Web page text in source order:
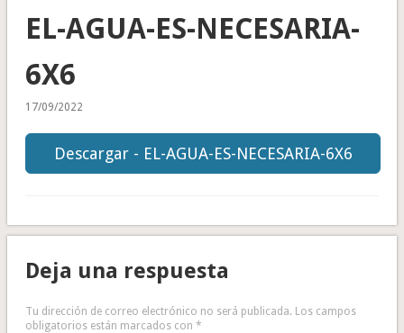
EL-AGUA-ES-NECESARIA-
6X6
17/09/2022
Descargar - EL-AGUA-ES-NECESARIA-6X6
Deja una respuesta
Tu dirección de correo electrónico no será publicada. Los campos
obligatorios están marcados con *